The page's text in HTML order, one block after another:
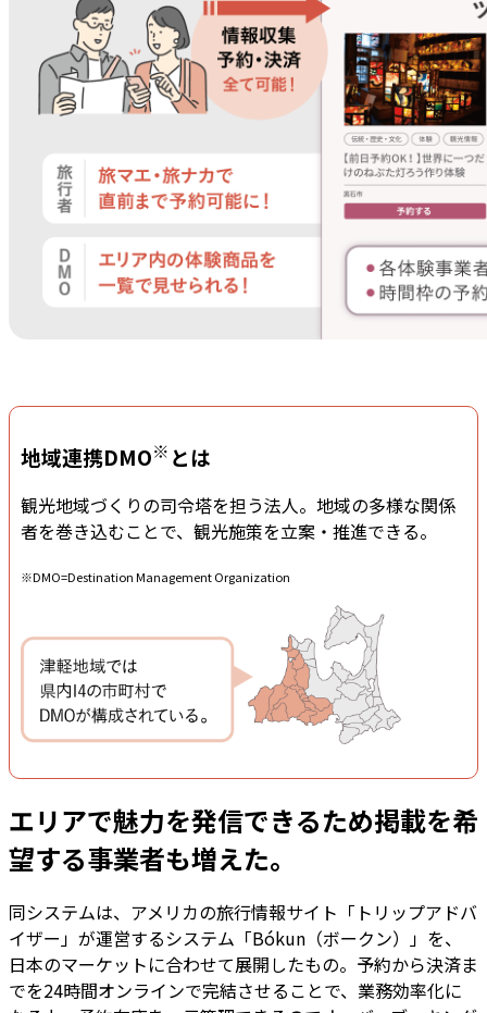
地域連携DMO※ とは
観光地域づくりの司令塔を担う法人。地域の多様な関係
者を巻き込むことで、観光施策を立案・推進できる。
※DMO=Destination Management Organization
エリアで魅力を発信できるため掲載を希
望する事業者も増えた。
同システムは、アメリカの旅行情報サイト「トリップアドバ
イザー」が運営するシステム「Bókun（ボークン）」を、
日本のマーケットに合わせて展開したもの。予約から決済ま
でを24時間オンラインで完結させることで、業務効率化に